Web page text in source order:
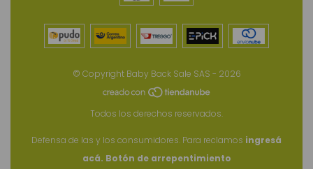
© Copyright Baby Back Sale SAS - 2026
Todos los derechos reservados.
Defensa de las y los consumidores. Para reclamos ingresá
acá. Botón de arrepentimiento